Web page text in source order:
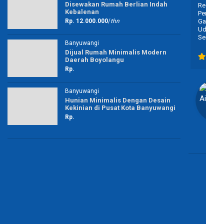
Disewakan Rumah Berlian Indah
Kebalenan
Rp. 12.000.000/thn
Banyuwangi
Dijual Rumah Minimalis Modern
Daerah Boyolangu
Rp.
Banyuwangi
Hunian Minimalis Dengan Desain
Kekinian di Pusat Kota Banyuwangi
Rp.
Niat bgt antar kesana kemari.
H Tamjiz
Advokat
Surabaya